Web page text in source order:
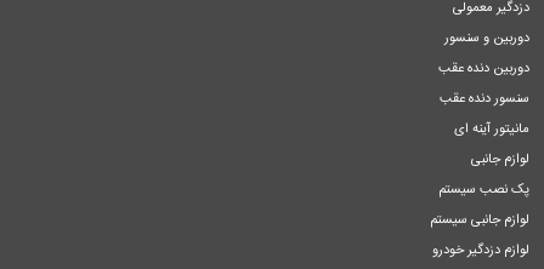
دزدگیر معمولی
دوربین و سنسور
دوربین دنده عقب
سنسور دنده عقب
مانیتور آینه ای
لوازم جانبی
پک نصب سیستم
لوازم جانبی سیستم
لوازم دزدگیر خودرو